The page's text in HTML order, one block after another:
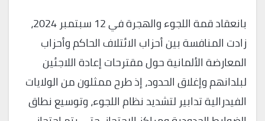
بانعقاد قمة اللجوء والهجرة في 12 سبتمبر 2024،
زادت المنافسة بين أحزاب الائتلاف الحاكم وأحزاب
المعارضة الألمانية حول مقترحات إعادة اللاجئين
لبلدانهم وإغلاق الحدود، إذ طرح ممثلون من الولايات
الفيدرالية تدابير لتشديد نظام اللجوء، وتوسيع نطاق